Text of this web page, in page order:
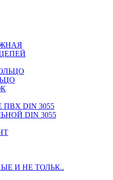
DIN 3055
DIN 3055
И НЕ ТОЛЬК..